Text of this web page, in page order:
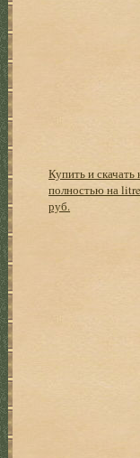
Купить и скачать
полностью на
руб.